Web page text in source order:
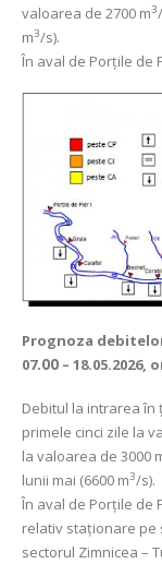
valoarea de 2700 m3
m3/s).
În aval de Porţile de
Prognoza
07.00 – 18.05.2026,
Debitul la intrarea în
primele cinci zile la
la valoarea de 3000
lunii mai (6600 m3/s).
În aval de Porţile de
relativ staționare pe
sectorul Zimnicea –